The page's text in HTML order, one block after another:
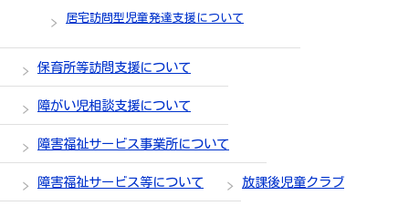
居宅訪問型児童発達支援について
保育所等訪問支援について
障がい児相談支援について
障害福祉サービス事業所について
障害福祉サービス等について 放課後児童クラブ